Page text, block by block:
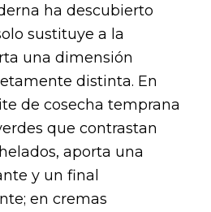
ha descubierto
sustituye a la
una dimensión
distinta. En
de cosecha temprana
que contrastan
aporta una
y un final
en cremas